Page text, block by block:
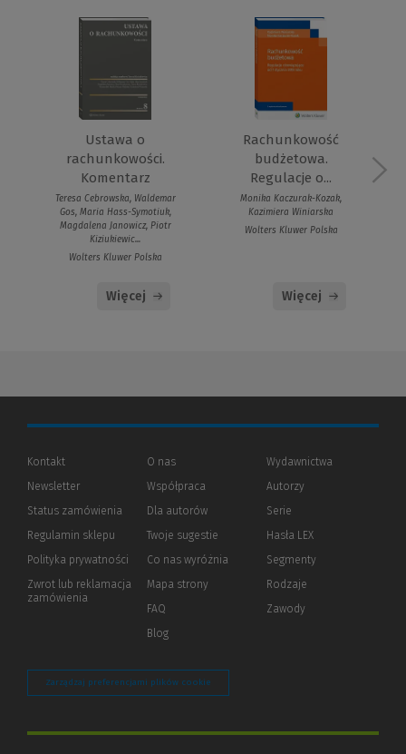
Ustawa o
rachunkowości.
Komentarz
Teresa Cebrowska, Waldemar
Gos, Maria Hass-Symotiuk,
Magdalena Janowicz, Piotr
Kiziukiewic...
Wolters Kluwer Polska
Więcej
Rachunkowość
budżetowa.
Regulacje o...
Monika Kaczurak-Kozak,
Kazimiera Winiarska
Wolters Kluwer Polska
Więcej
Kontakt
Newsletter
Status zamówienia
Regulamin sklepu
Polityka prywatności (Nowe
(Link
innej
Zwrot lub reklamacja
zamówienia
O nas
Współpraca
Dla autorów(Nowe
(Link
innej
strony)
Twoje sugestie
Co nas wyróżnia
Mapa strony
FAQ
Blog
Wydawnictwa
Autorzy
Serie
Hasła LEX
Segmenty
Rodzaje
Zawody
Zarządzaj preferencjami plików cookie